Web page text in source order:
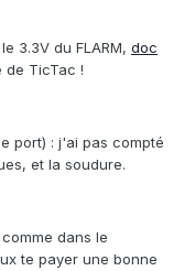
3.3V du FLARM, doc
de TicTac !
port) : j'ai pas compté
et la soudure.
dans le
te payer une bonne